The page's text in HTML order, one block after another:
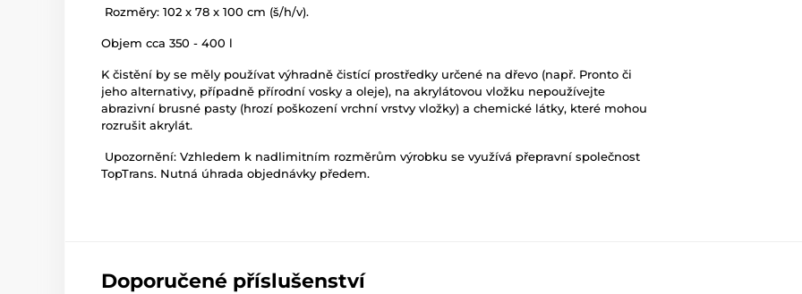
Rozměry: 102 x 78 x 100 cm (š/h/v).
Objem cca 350 - 400 l
K čistění by se měly používat výhradně čistící prostředky určené na dřevo (např. Pronto či
jeho alternativy, případně přírodní vosky a oleje), na akrylátovou vložku nepoužívejte
abrazivní brusné pasty (hrozí poškození vrchní vrstvy vložky) a chemické látky, které mohou
rozrušit akrylát.
Upozornění: Vzhledem k nadlimitním rozměrům výrobku se využívá přepravní společnost
TopTrans. Nutná úhrada objednávky předem.
Doporučené příslušenství